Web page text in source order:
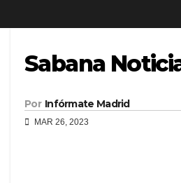
Sabana
Por Infórmate Madrid
MAR 26, 2023